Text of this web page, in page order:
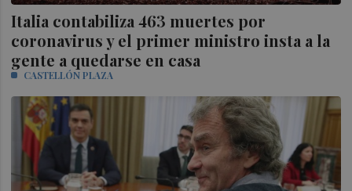
Italia contabiliza 463 muertes por
coronavirus y el primer ministro insta a la
gente a quedarse en casa
CASTELLÓN PLAZA